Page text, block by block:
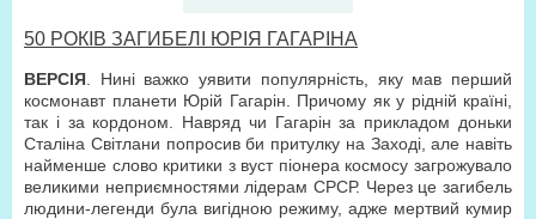
50 РОКІВ ЗАГИБЕЛІ ЮРІЯ ГАГАРІНА
ВЕРСІЯ . Нині важко уявити популярність, яку мав перший
космонавт планети Юрій Гагарін. Причому як у рідній країні,
так і за кордоном. Навряд чи Гагарін за прикладом доньки
Сталіна Світлани попросив би притулку на Заході, але навіть
найменше слово критики з вуст піонера космосу загрожувало
великими неприємностями лідерам СРСР. Через це загибель
людини-легенди була вигідною режиму, адже мертвий кумир